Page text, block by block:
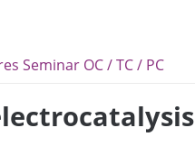
Seminar OC / TC / PC